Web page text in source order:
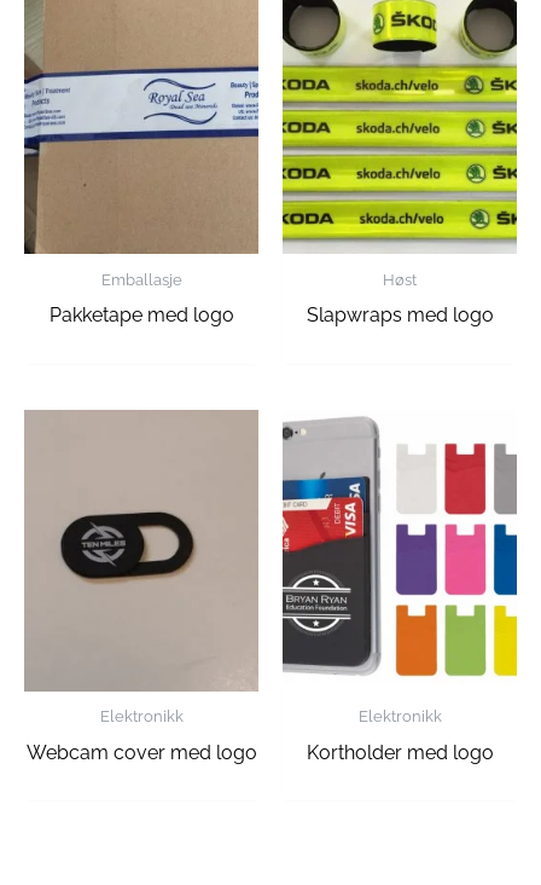
Emballasje
Pakketape med logo
Høst
Slapwraps med logo
Elektronikk
Webcam cover med logo
Elektronikk
Kortholder med logo